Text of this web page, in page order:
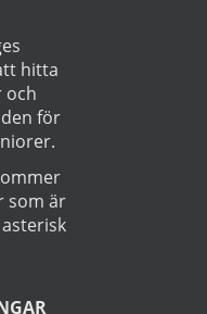
hitta
och
för
som är